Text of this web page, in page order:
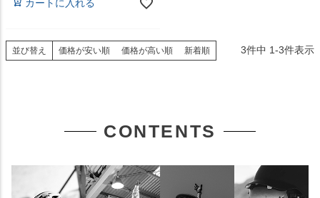
カートに入れる
並び替え 価格が安い順 価格が高い順 新着順 3件中 1-3件表示
CONTENTS